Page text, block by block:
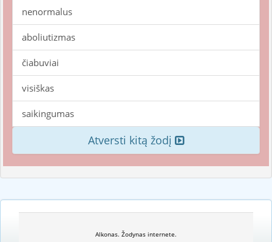
nenormalus
aboliutizmas
čiabuviai
visiškas
saikingumas
Atversti kitą žodį
Alkonas. Žodynas internete.